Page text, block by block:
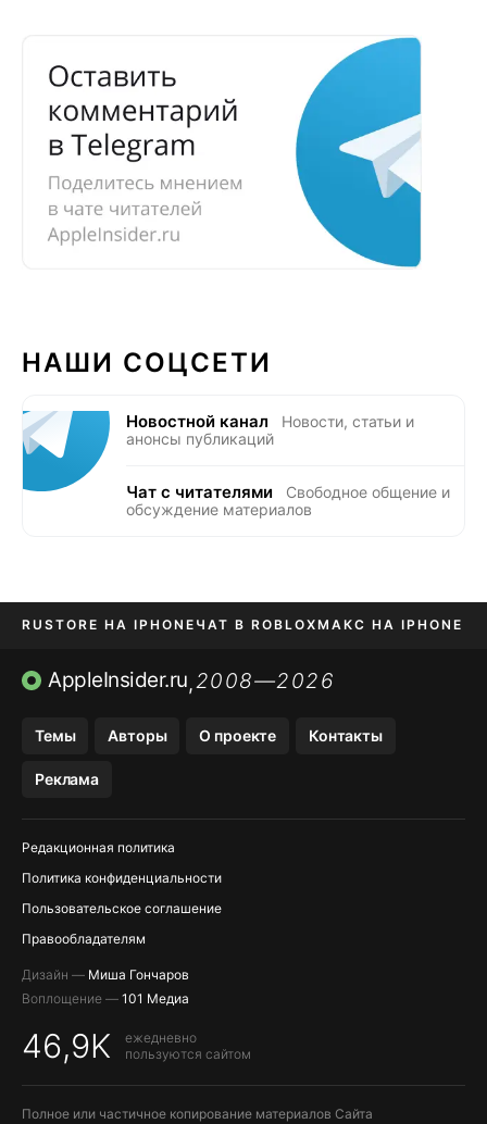
НАШИ СОЦСЕТИ
Новостной канал
Новости, статьи и
анонсы публикаций
Чат с читателями
Свободное общение и
обсуждение материалов
RUSTORE НА IPHONE ЧАТ В ROBLOXМАКС НА IPHONE
AVITO НА IPHONEВТБ ОНЛАЙН TIKTOK НА IPHONE
AppleInsider.ru,2008—2026
Темы Авторы О проекте Контакты
Реклама
Редакционная политика
Политика конфиденциальности
Пользовательское соглашение
Правообладателям
Дизайн — Миша Гончаров
Воплощение — 101 Медиа
46,9K
ежедневно
пользуются сайтом
Полное или частичное копирование материалов Сайта